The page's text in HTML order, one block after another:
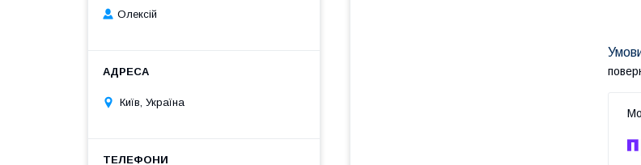
Олексій
Київ, Україна